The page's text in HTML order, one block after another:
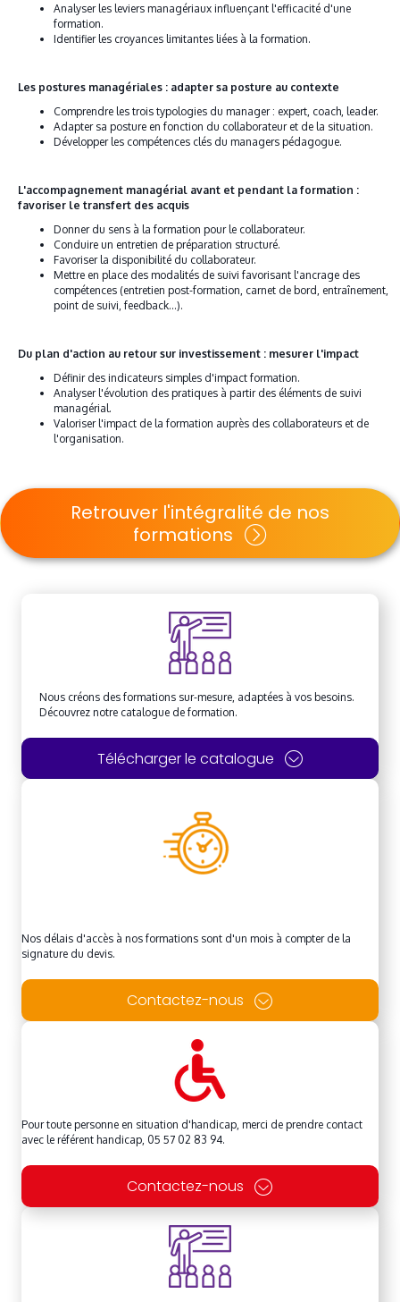
Analyser les leviers managériaux influençant l'efficacité d'une
formation.
Identifier les croyances limitantes liées à la formation.
Les postures managériales : adapter sa posture au contexte
Comprendre les trois typologies du manager : expert, coach, leader.
Adapter sa posture en fonction du collaborateur et de la situation.
Développer les compétences clés du managers pédagogue.
L'accompagnement managérial avant et pendant la formation :
favoriser le transfert des acquis
Donner du sens à la formation pour le collaborateur.
Conduire un entretien de préparation structuré.
Favoriser la disponibilité du collaborateur.
Mettre en place des modalités de suivi favorisant l'ancrage des
compétences (entretien post-formation, carnet de bord, entraînement,
point de suivi, feedback...).
Du plan d'action au retour sur investissement : mesurer l'impact
Définir des indicateurs simples d'impact formation.
Analyser l'évolution des pratiques à partir des éléments de suivi
managérial.
Valoriser l'impact de la formation auprès des collaborateurs et de
l'organisation.
Retrouver l'intégralité de nos
formations
Nous créons des formations sur-mesure, adaptées à vos besoins.
Découvrez notre catalogue de formation.
Télécharger le catalogue
Nos délais d'accès à nos formations sont d'un mois à compter de la
signature du devis.
Contactez-nous
Pour toute personne en situation d'handicap, merci de prendre contact
avec le référent handicap, 05 57 02 83 94.
Contactez-nous